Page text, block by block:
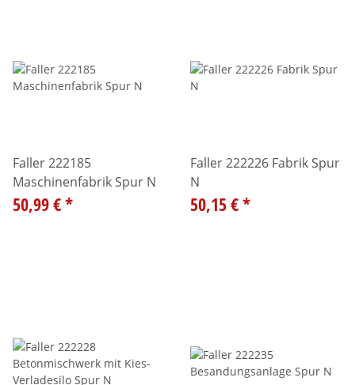
Faller 222185
Maschinenfabrik Spur N
50,99 €*
Faller 222226 Fabrik Spur
N
50,15 €*